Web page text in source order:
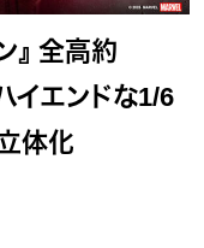
』 全高約
イエンドな1/6
体化